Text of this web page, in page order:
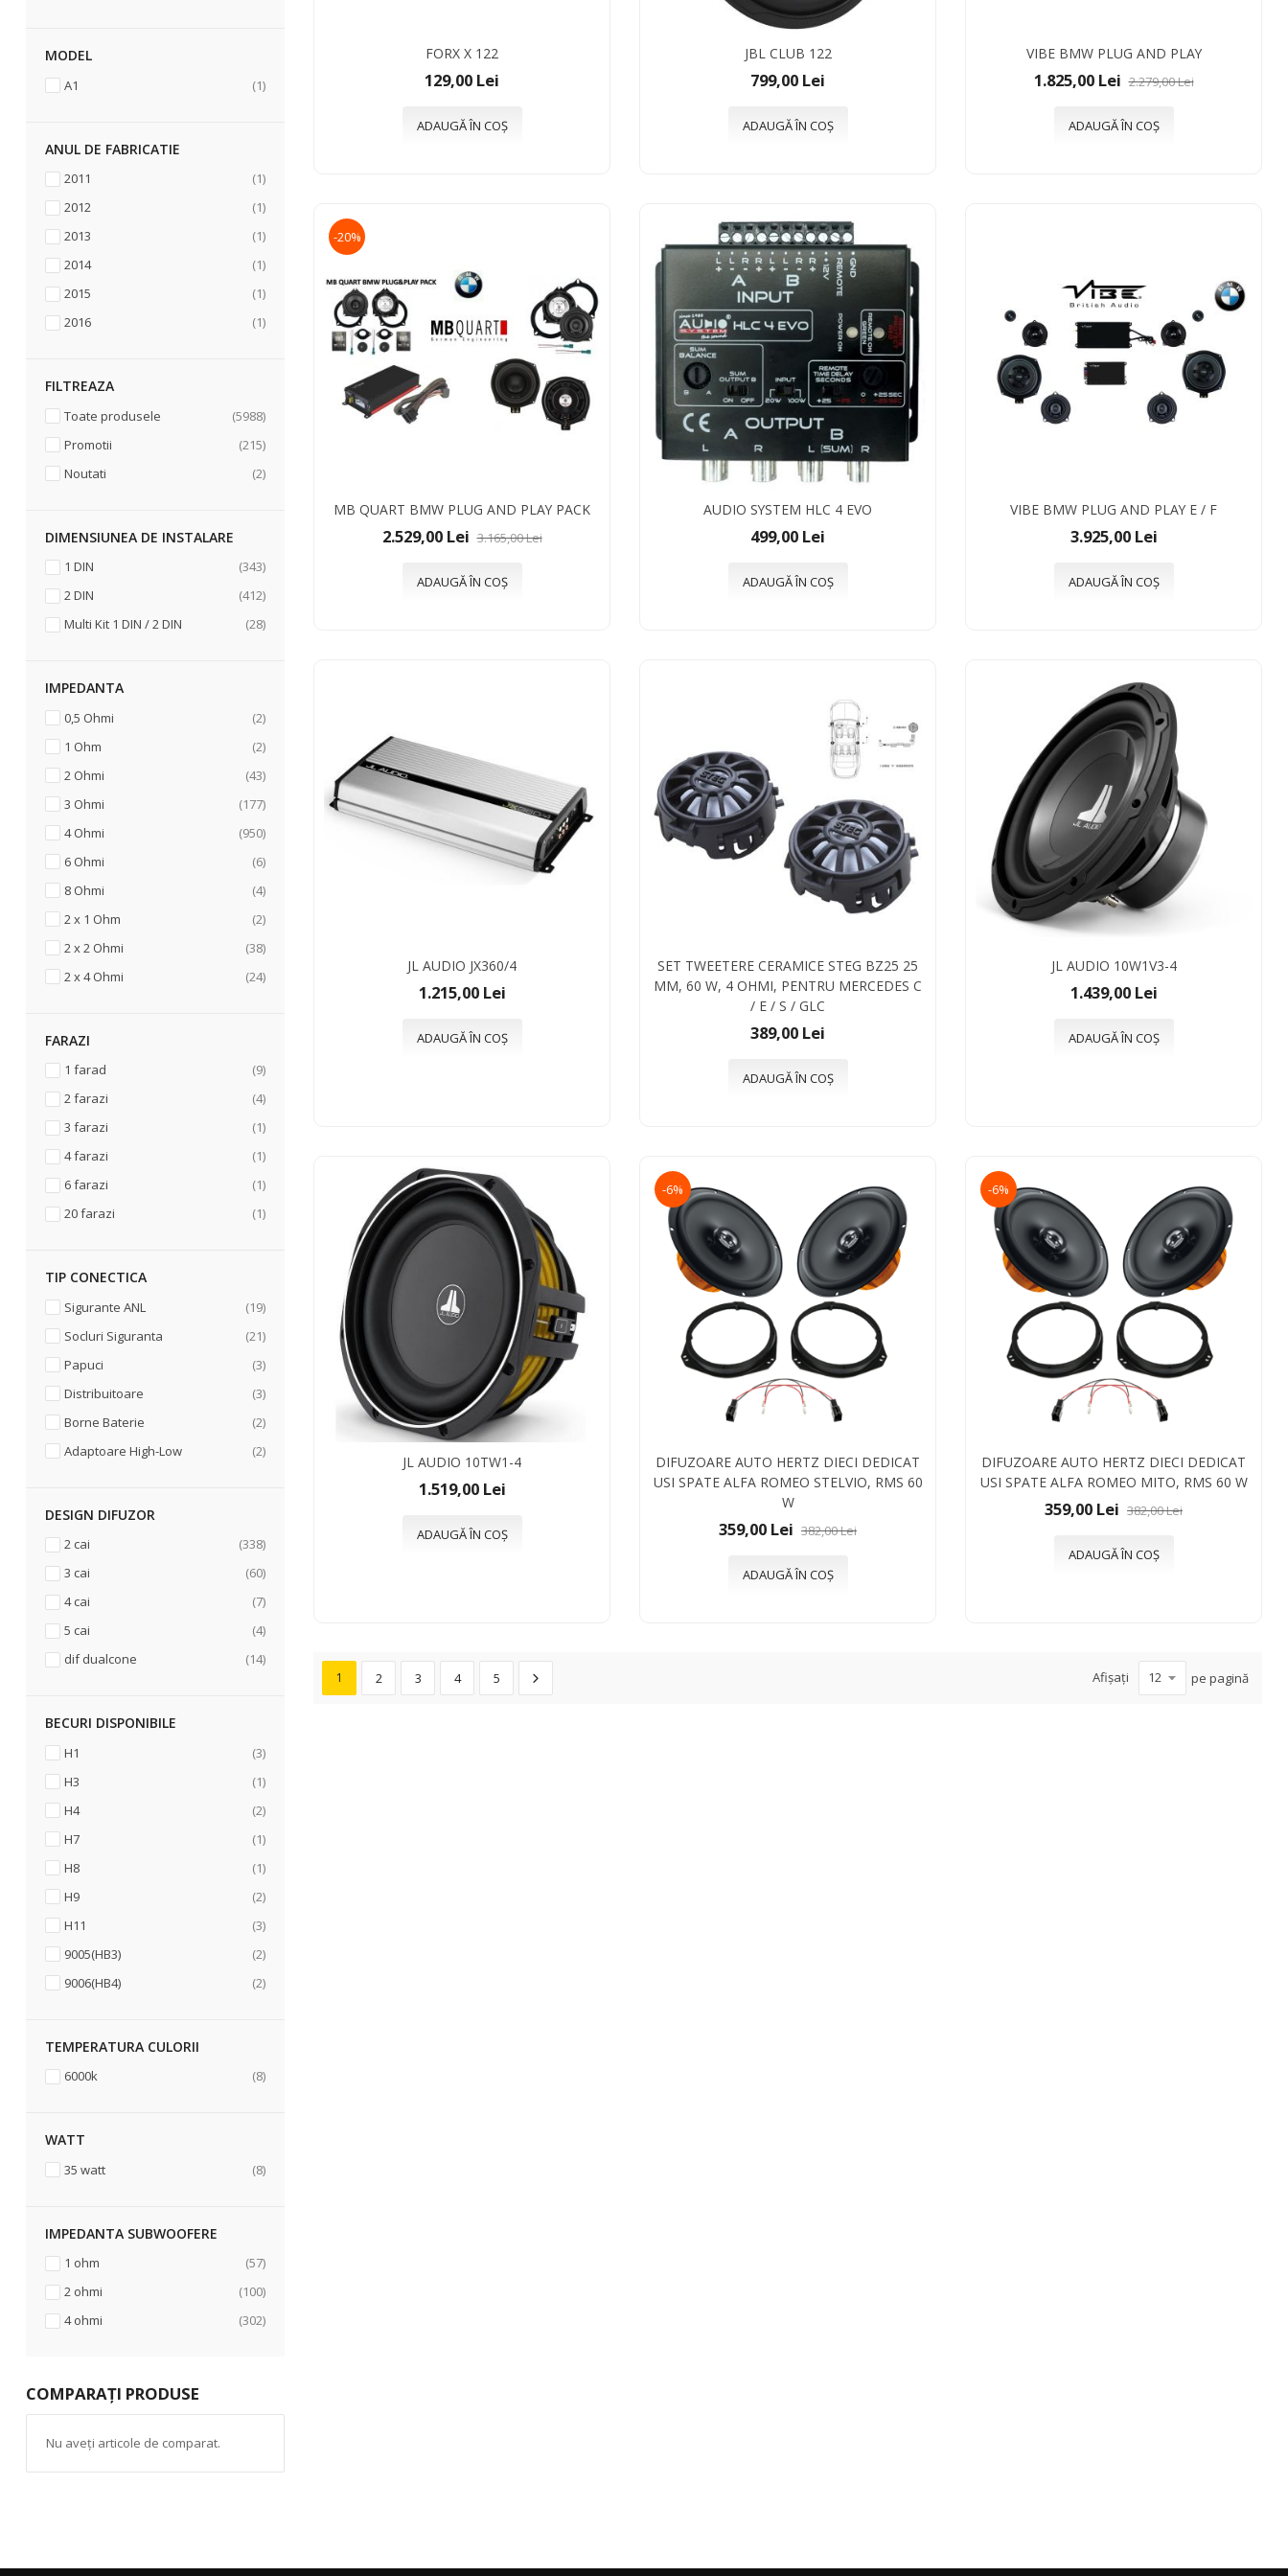
FORX X 122
129,00 Lei
ADAUGĂ ÎN COȘ
JBL CLUB 122
799,00 Lei
ADAUGĂ ÎN COȘ
VIBE BMW PLUG AND PLAY
1.825,00 Lei 2.279,00 Lei
ADAUGĂ ÎN COȘ
-20%
MB QUART BMW PLUG AND PLAY PACK
2.529,00 Lei 3.165,00 Lei
ADAUGĂ ÎN COȘ
AUDIO SYSTEM HLC 4 EVO
499,00 Lei
ADAUGĂ ÎN COȘ
VIBE BMW PLUG AND PLAY E / F
3.925,00 Lei
ADAUGĂ ÎN COȘ
JL AUDIO JX360/4
1.215,00 Lei
ADAUGĂ ÎN COȘ
SET TWEETERE CERAMICE STEG BZ25 25
MM, 60 W, 4 OHMI, PENTRU MERCEDES C
/ E / S / GLC
389,00 Lei
ADAUGĂ ÎN COȘ
JL AUDIO 10W1V3-4
1.439,00 Lei
ADAUGĂ ÎN COȘ
JL AUDIO 10TW1-4
1.519,00 Lei
ADAUGĂ ÎN COȘ
-6%
DIFUZOARE AUTO HERTZ DIECI DEDICAT
USI SPATE ALFA ROMEO STELVIO, RMS 60
W
359,00 Lei 382,00 Lei
ADAUGĂ ÎN COȘ
-6%
DIFUZOARE AUTO HERTZ DIECI DEDICAT
USI SPATE ALFA ROMEO MITO, RMS 60 W
359,00 Lei 382,00 Lei
ADAUGĂ ÎN COȘ
1 2 3 4 5 Afișați pe pagină
MODEL
A1 1articol
ANUL DE FABRICATIE
2011 1articol
2012
1articol
2013
1articol
2014
1articol
2015
1articol
2016
1articol
FILTREAZA
Toate produsele 5988articole
Promotii
215articole
Noutati
2articole
DIMENSIUNEA DE INSTALARE
1 DIN 343articole
2 DIN
412articole
Multi Kit 1 DIN / 2 DIN
28articole
IMPEDANTA
0,5 Ohmi 2articole
1 Ohm
2articole
2 Ohmi
43articole
3 Ohmi
177articole
4 Ohmi
950articole
6 Ohmi
6articole
8 Ohmi
4articole
2 x 1 Ohm
2articole
2 x 2 Ohmi
38articole
2 x 4 Ohmi
24articole
FARAZI
1 farad 9articole
2 farazi
4articole
3 farazi
1articol
4 farazi
1articol
6 farazi
1articol
20 farazi
1articol
TIP CONECTICA
Sigurante ANL 19articole
Socluri Siguranta
21articole
Papuci
3articole
Distribuitoare
3articole
Borne Baterie
2articole
Adaptoare High-Low
2articole
DESIGN DIFUZOR
2 cai 338articole
3 cai
60articole
4 cai
7articole
5 cai
4articole
dif dualcone
14articole
BECURI DISPONIBILE
H1 3articole
H3
1articol
H4
2articole
H7
1articol
H8
1articol
H9
2articole
H11
3articole
9005(HB3)
2articole
9006(HB4)
2articole
TEMPERATURA CULORII
6000k 8articole
WATT
35 watt 8articole
IMPEDANTA SUBWOOFERE
1 ohm 57articole
2 ohmi
100articole
4 ohmi
302articole
COMPARAȚI PRODUSE
Nu aveți articole de comparat.